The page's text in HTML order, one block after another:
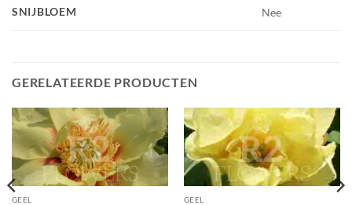
SNIJBLOEM Nee
GERELATEERDE PRODUCTEN
GEEL GEEL